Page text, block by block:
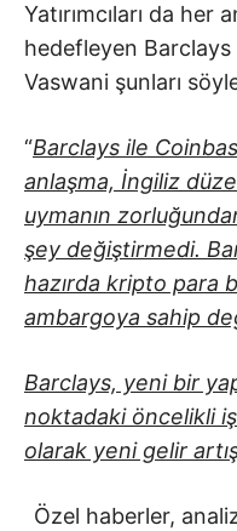
Yatırımcıları da
hedefleyen Barclays
Vaswani şunları
“Barclays ile
anlaşma, İngiliz
uymanın
şey değiştirmedi.
hazırda kripto para
ambargoya sahip
Barclays, yeni bir
noktadaki öncelikli
olarak yeni gelir
Özel haberler,